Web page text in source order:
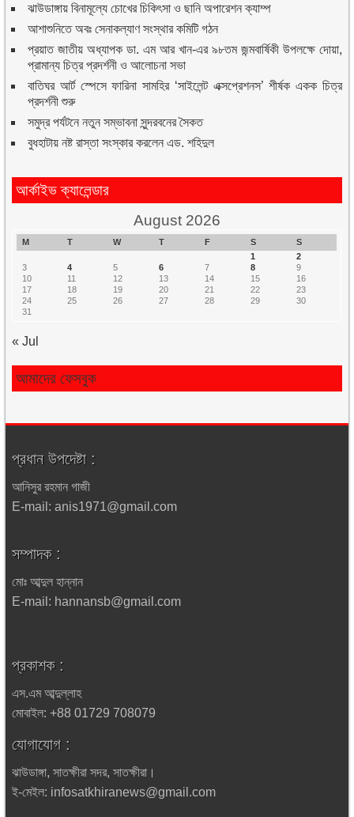
ঝাউডাঙ্গায় বিনামূল্যে চোখের চিকিৎসা ও ছানি অপারেশন ক্যাম্প
আশাশুনিতে অবঃ সেনাকল্যাণ সংস্থার কমিটি গঠন
প্রয়াত জাতীয় অধ্যাপক ডা. এম আর খান-এর ৯৮তম জন্মবার্ষিকী উপলক্ষে দোয়া,
প্রামান্য চিত্র প্রদর্শনী ও আলোচনা সভা
বাতিঘর আর্ট স্পেসে ফারিনা সামহির ‘সাইলেন্ট এক্সপ্রেশনস’ শীর্ষক একক চিত্র
প্রদর্শনী শুরু
সমুদ্র পর্যটনে নতুন সম্ভাবনা সুন্দরবনের সৈকত
বুধহাটায় নষ্ট রাস্তা সংস্কার করলেন এড. শহিদুল
আর্কাইভ ক্যালেন্ডার
August 2026
M T W T F S
S
1
2
3
4 5 6 7 8
9
10
11 12 13 14 15
16
17
18 19 20 21 22
23
24
25 26 27 28 29
30
31
« Jul
আমাদের ফেসবুক
প্রধান উপদেষ্টা :
আনিসুর রহমান গাজী
E-mail: anis1971@gmail.com
সম্পাদক :
মোঃ আব্দুল হান্নান
E-mail: hannansb@gmail.com
প্রকাশক :
এস.এম আব্দুল্লাহ
মোবাইল: +88 01729 708079
যোগাযোগ :
ঝাউডাঙ্গা, সাতক্ষীরা সদর, সাতক্ষীরা।
ই-মেইল: infosatkhiranews@gmail.com